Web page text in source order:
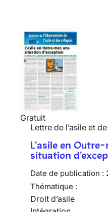
Gratuit
Lettre de l’asile et
L'asile en Outre-
situation
Date de publication :
Thématique :
Droit d’asile